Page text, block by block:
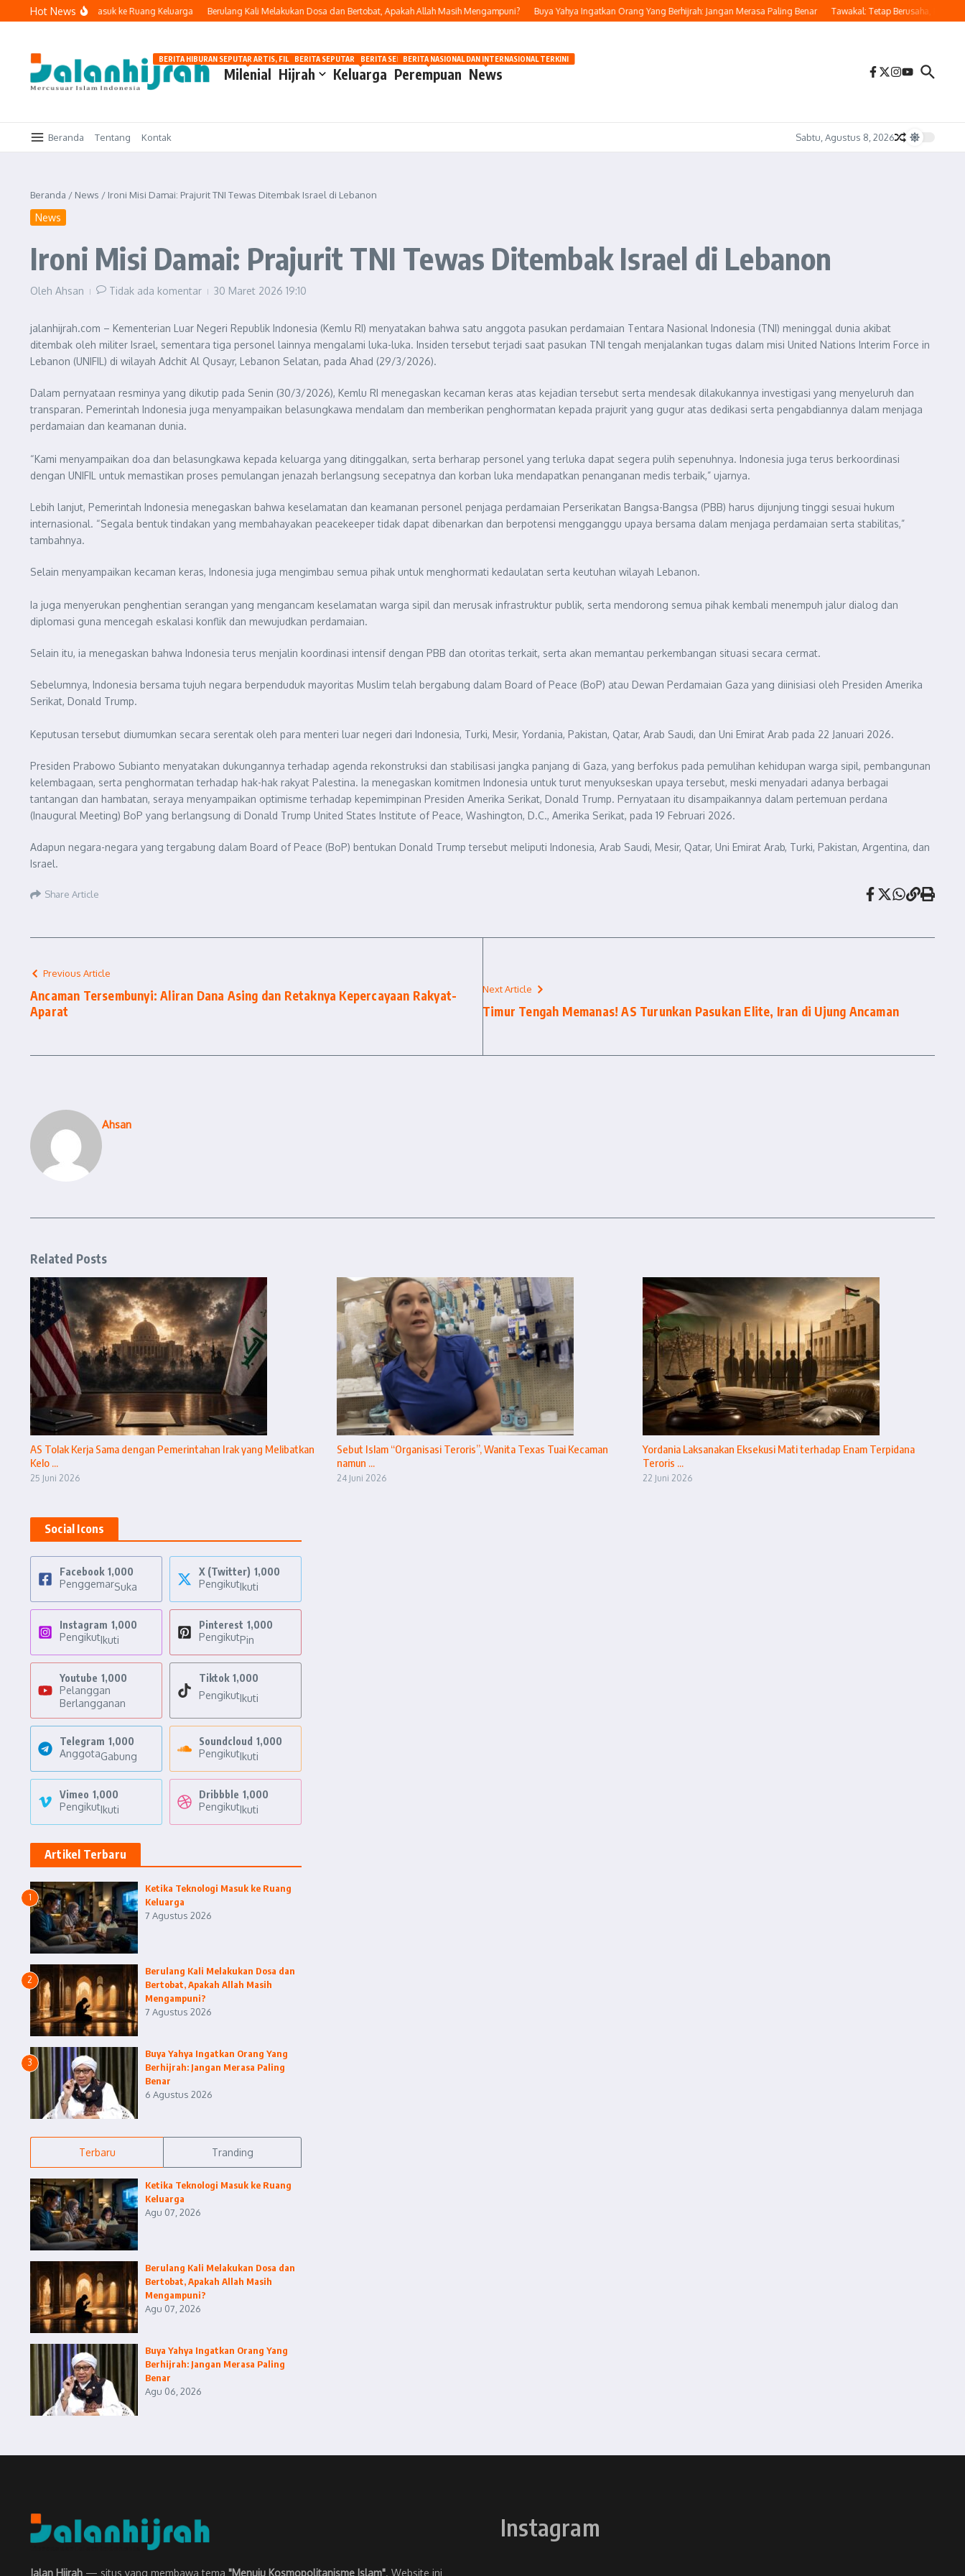
Lewati ke konten
Hot News
Ketika Teknologi Masuk ke Ruang Keluarga Berulang Kali Melakukan Dosa dan Bertobat, Apakah Allah Masih Mengampuni? Buya Yahya Ingatkan Orang Yang Berhijrah: Jangan Merasa Paling Benar Tawakal: Tetap Berusaha, Bukan
Milenial
BERITA HIBURAN SEPUTAR ARTIS, FILM, DAN GOSIP
Hijrah Keluarga
BERITA SEPUTAR OTOMOTIF HARI INI
Perempuan
BERITA SEPUTAR KECANTIKAN WANITA
News
BERITA NASIONAL DAN INTERNASIONAL TERKINI
Beranda Tentang Kontak Sabtu, Agustus 8, 2026
Beranda / News / Ironi Misi Damai: Prajurit TNI Tewas Ditembak Israel di Lebanon
News
Ironi Misi Damai: Prajurit TNI Tewas Ditembak Israel di Lebanon
Oleh Ahsan Tidak ada komentar 30 Maret 2026 19:10
jalanhijrah.com – Kementerian Luar Negeri Republik Indonesia (Kemlu RI) menyatakan bahwa satu anggota pasukan perdamaian Tentara Nasional Indonesia (TNI) meninggal dunia akibat
ditembak oleh militer Israel, sementara tiga personel lainnya mengalami luka-luka. Insiden tersebut terjadi saat pasukan TNI tengah menjalankan tugas dalam misi United Nations Interim Force in
Lebanon (UNIFIL) di wilayah Adchit Al Qusayr, Lebanon Selatan, pada Ahad (29/3/2026).
Dalam pernyataan resminya yang dikutip pada Senin (30/3/2026), Kemlu RI menegaskan kecaman keras atas kejadian tersebut serta mendesak dilakukannya investigasi yang menyeluruh dan
transparan. Pemerintah Indonesia juga menyampaikan belasungkawa mendalam dan memberikan penghormatan kepada prajurit yang gugur atas dedikasi serta pengabdiannya dalam menjaga
perdamaian dan keamanan dunia.
“Kami menyampaikan doa dan belasungkawa kepada keluarga yang ditinggalkan, serta berharap personel yang terluka dapat segera pulih sepenuhnya. Indonesia juga terus berkoordinasi
dengan UNIFIL untuk memastikan proses pemulangan jenazah berlangsung secepatnya dan korban luka mendapatkan penanganan medis terbaik,” ujarnya.
Lebih lanjut, Pemerintah Indonesia menegaskan bahwa keselamatan dan keamanan personel penjaga perdamaian Perserikatan Bangsa-Bangsa (PBB) harus dijunjung tinggi sesuai hukum
internasional. “Segala bentuk tindakan yang membahayakan peacekeeper tidak dapat dibenarkan dan berpotensi mengganggu upaya bersama dalam menjaga perdamaian serta stabilitas,”
tambahnya.
Selain menyampaikan kecaman keras, Indonesia juga mengimbau semua pihak untuk menghormati kedaulatan serta keutuhan wilayah Lebanon.
Ia juga menyerukan penghentian serangan yang mengancam keselamatan warga sipil dan merusak infrastruktur publik, serta mendorong semua pihak kembali menempuh jalur dialog dan
diplomasi guna mencegah eskalasi konflik dan mewujudkan perdamaian.
Selain itu, ia menegaskan bahwa Indonesia terus menjalin koordinasi intensif dengan PBB dan otoritas terkait, serta akan memantau perkembangan situasi secara cermat.
Sebelumnya, Indonesia bersama tujuh negara berpenduduk mayoritas Muslim telah bergabung dalam Board of Peace (BoP) atau Dewan Perdamaian Gaza yang diinisiasi oleh Presiden Amerika
Serikat, Donald Trump.
Keputusan tersebut diumumkan secara serentak oleh para menteri luar negeri dari Indonesia, Turki, Mesir, Yordania, Pakistan, Qatar, Arab Saudi, dan Uni Emirat Arab pada 22 Januari 2026.
Presiden Prabowo Subianto menyatakan dukungannya terhadap agenda rekonstruksi dan stabilisasi jangka panjang di Gaza, yang berfokus pada pemulihan kehidupan warga sipil, pembangunan
kelembagaan, serta penghormatan terhadap hak-hak rakyat Palestina. Ia menegaskan komitmen Indonesia untuk turut menyukseskan upaya tersebut, meski menyadari adanya berbagai
tantangan dan hambatan, seraya menyampaikan optimisme terhadap kepemimpinan Presiden Amerika Serikat, Donald Trump. Pernyataan itu disampaikannya dalam pertemuan perdana
(Inaugural Meeting) BoP yang berlangsung di Donald Trump United States Institute of Peace, Washington, D.C., Amerika Serikat, pada 19 Februari 2026.
Adapun negara-negara yang tergabung dalam Board of Peace (BoP) bentukan Donald Trump tersebut meliputi Indonesia, Arab Saudi, Mesir, Qatar, Uni Emirat Arab, Turki, Pakistan, Argentina, dan
Israel.
Share Article
Previous Article
Ancaman Tersembunyi: Aliran Dana Asing dan Retaknya Kepercayaan Rakyat-
Aparat
Next Article
Timur Tengah Memanas! AS Turunkan Pasukan Elite, Iran di Ujung Ancaman
Ahsan
Related Posts
AS Tolak Kerja Sama dengan Pemerintahan Irak yang Melibatkan
Kelo ...
25 Juni 2026
Sebut Islam “Organisasi Teroris”, Wanita Texas Tuai Kecaman
namun ...
24 Juni 2026
Yordania Laksanakan Eksekusi Mati terhadap Enam Terpidana
Teroris ...
22 Juni 2026
Social Icons
Facebook 1,000
PenggemarSuka
X (Twitter) 1,000
PengikutIkuti
Instagram 1,000
PengikutIkuti
Pinterest 1,000
PengikutPin
Youtube 1,000
Pelanggan
Berlangganan
Tiktok 1,000
PengikutIkuti
Telegram 1,000
AnggotaGabung
Soundcloud 1,000
PengikutIkuti
Vimeo 1,000
PengikutIkuti
Dribbble 1,000
PengikutIkuti
Artikel Terbaru
1
Ketika Teknologi Masuk ke Ruang
Keluarga
7 Agustus 2026
2
Berulang Kali Melakukan Dosa dan
Bertobat, Apakah Allah Masih
Mengampuni?
7 Agustus 2026
3
Buya Yahya Ingatkan Orang Yang
Berhijrah: Jangan Merasa Paling
Benar
6 Agustus 2026
Terbaru Tranding
Ketika Teknologi Masuk ke Ruang
Keluarga
Agu 07, 2026
Berulang Kali Melakukan Dosa dan
Bertobat, Apakah Allah Masih
Mengampuni?
Agu 07, 2026
Buya Yahya Ingatkan Orang Yang
Berhijrah: Jangan Merasa Paling
Benar
Agu 06, 2026
Jalan Hijrah — situs yang membawa tema "Menuju Kosmopolitanisme Islam". Website ini
Instagram